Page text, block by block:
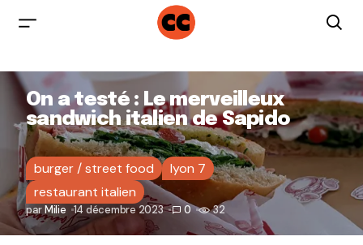
On a testé : Le merveilleux
sandwich italien de Sapido
burger / street food
lyon 7
restaurant italien
parMilie 14 décembre 2023 0 32